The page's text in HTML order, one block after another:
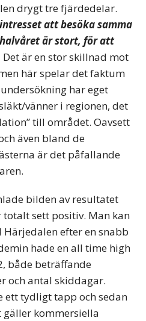
drygt tre fjärdedelar.
att besöka samma
är stort, för att
Det är en stor skillnad mot
här spelar det faktum
har eget
vänner i regionen, det
till området. Oavsett
även bland de
är det påfallande
bilden av resultatet
sett positiv. Man kan
efter en snabb
hade en all time high
både beträffande
och antal skiddagar.
ett tydligt tapp och sedan
gäller kommersiella